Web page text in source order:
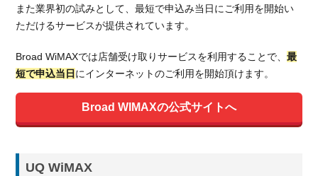
また業界初の試みとして、最短で申込み当日にご利用を開始い
ただけるサービスが提供されています。
Broad WiMAXでは店舗受け取りサービスを利用することで、最
短で申込当日 にインターネットのご利用を開始頂けます。
Broad WIMAXの公式サイトへ
UQ WiMAX